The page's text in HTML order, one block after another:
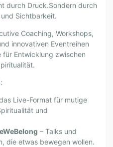
durch Druck.Sondern durch
Sichtbarkeit.
Coaching, Workshops,
innovativen Eventreihen
für Entwicklung zwischen
Live-Format für mutige
und
– Talks und
die etwas bewegen wollen.